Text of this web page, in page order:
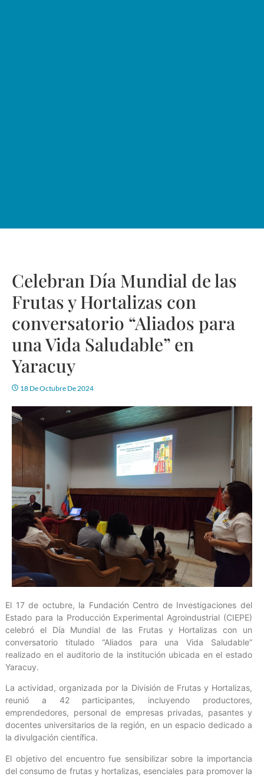
Celebran Día Mundial de las
Frutas y Hortalizas con
conversatorio “Aliados para
una Vida Saludable” en
Yaracuy
18 De Octubre De 2024
El 17 de octubre, la Fundación Centro de Investigaciones del
Estado para la Producción Experimental Agroindustrial (CIEPE)
celebró el Día Mundial de las Frutas y Hortalizas con un
conversatorio titulado “Aliados para una Vida Saludable”
realizado en el auditorio de la institución ubicada en el estado
Yaracuy.
La actividad, organizada por la División de Frutas y Hortalizas,
reunió a 42 participantes, incluyendo productores,
emprendedores, personal de empresas privadas, pasantes y
docentes universitarios de la región, en un espacio dedicado a
la divulgación científica.
El objetivo del encuentro fue sensibilizar sobre la importancia
del consumo de frutas y hortalizas, esenciales para promover la